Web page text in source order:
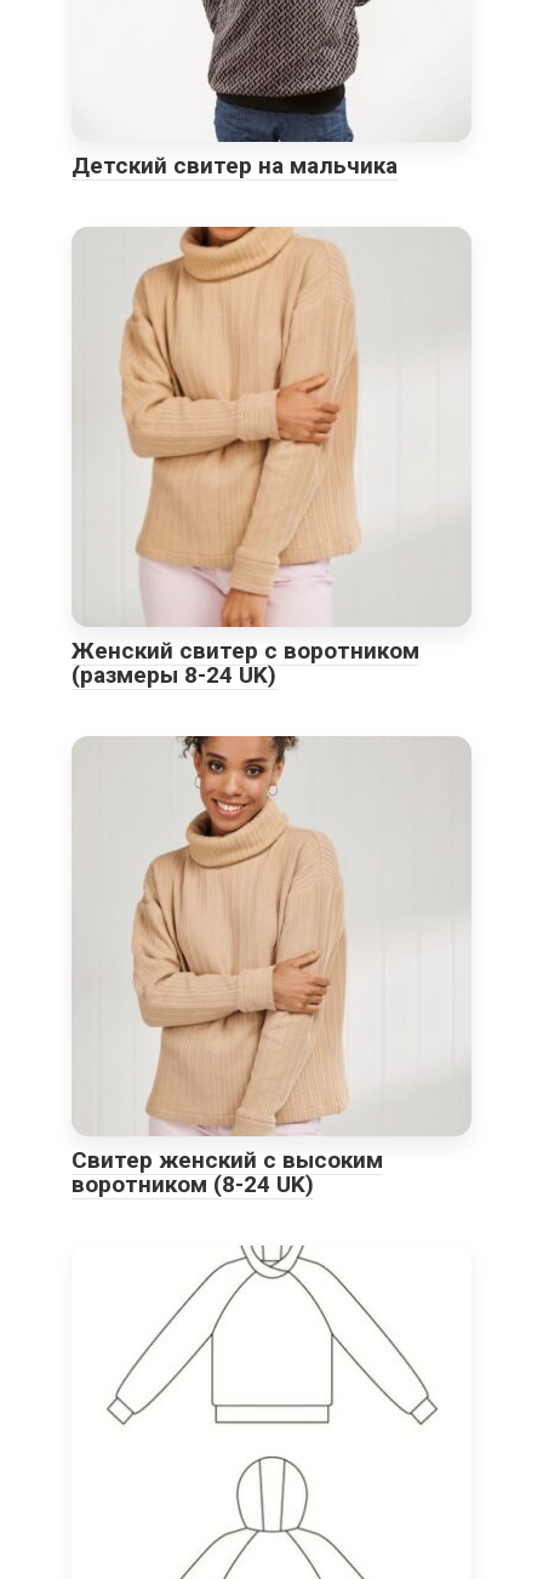
Детский свитер на мальчика
Женский свитер с воротником
(размеры 8-24 UK)
Свитер женский с высоким
воротником (8-24 UK)